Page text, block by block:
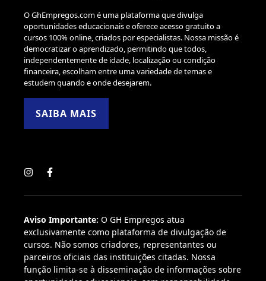
O GhEmpregos.com é uma plataforma que divulga
oportunidades educacionais e oferece acesso gratuito a
cursos 100% online, criados por especialistas. Nossa missão é
democratizar o aprendizado, permitindo que todos,
independentemente de idade, localização ou condição
financeira, escolham entre uma variedade de temas e
estudem quando e onde desejarem.
SAIBA MAIS
Aviso Importante: O GH Empregos atua
exclusivamente como plataforma de divulgação de
cursos. Não somos criadores, representantes ou
parceiros oficiais das instituições citadas. Nossa
função limita-se à disseminação de informações sobre